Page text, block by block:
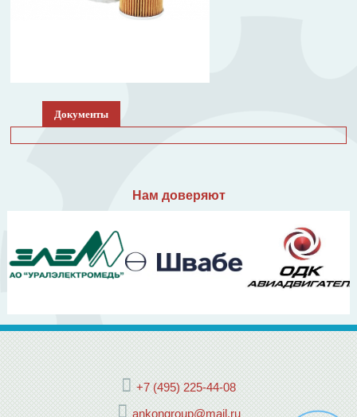
Документы
Нам доверяют
+7 (495) 225-44-08
ankongroup@mail.ru